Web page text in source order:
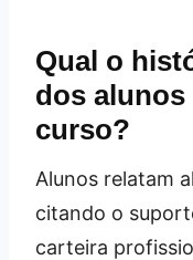
Qual o
dos
curso?
Alunos relatam
citando o
carteira